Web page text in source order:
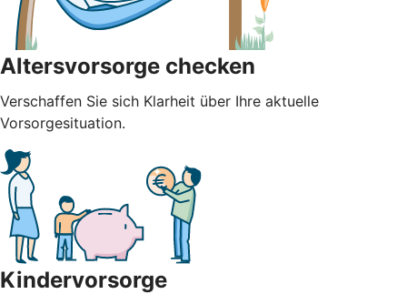
Altersvorsorge checken
Verschaffen Sie sich Klarheit über Ihre aktuelle
Vorsorgesituation.
Kindervorsorge